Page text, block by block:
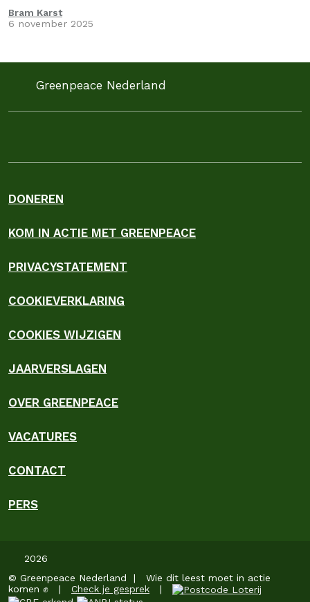
Bram Karst
6 november 2025
Greenpeace Nederland
DONEREN
KOM IN ACTIE MET GREENPEACE
PRIVACYSTATEMENT
COOKIEVERKLARING
COOKIES WIJZIGEN
JAARVERSLAGEN
OVER GREENPEACE
VACATURES
CONTACT
PERS
2026
© Greenpeace Nederland | Wie dit leest moet in actie
komen ✊ | Check je gesprek |